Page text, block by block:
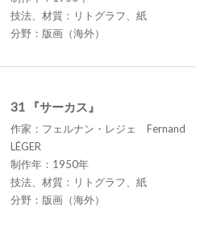
技法、材質：リトグラフ、紙
分野：版画（海外）
31 『サーカス』
作家：フェルナン・レジェ Fernand
LÉGER
制作年：1950年
技法、材質：リトグラフ、紙
分野：版画（海外）